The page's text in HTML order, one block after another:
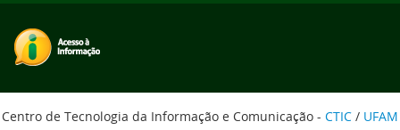
Centro de Tecnologia da Informação e Comunicação - CTIC / UFAM